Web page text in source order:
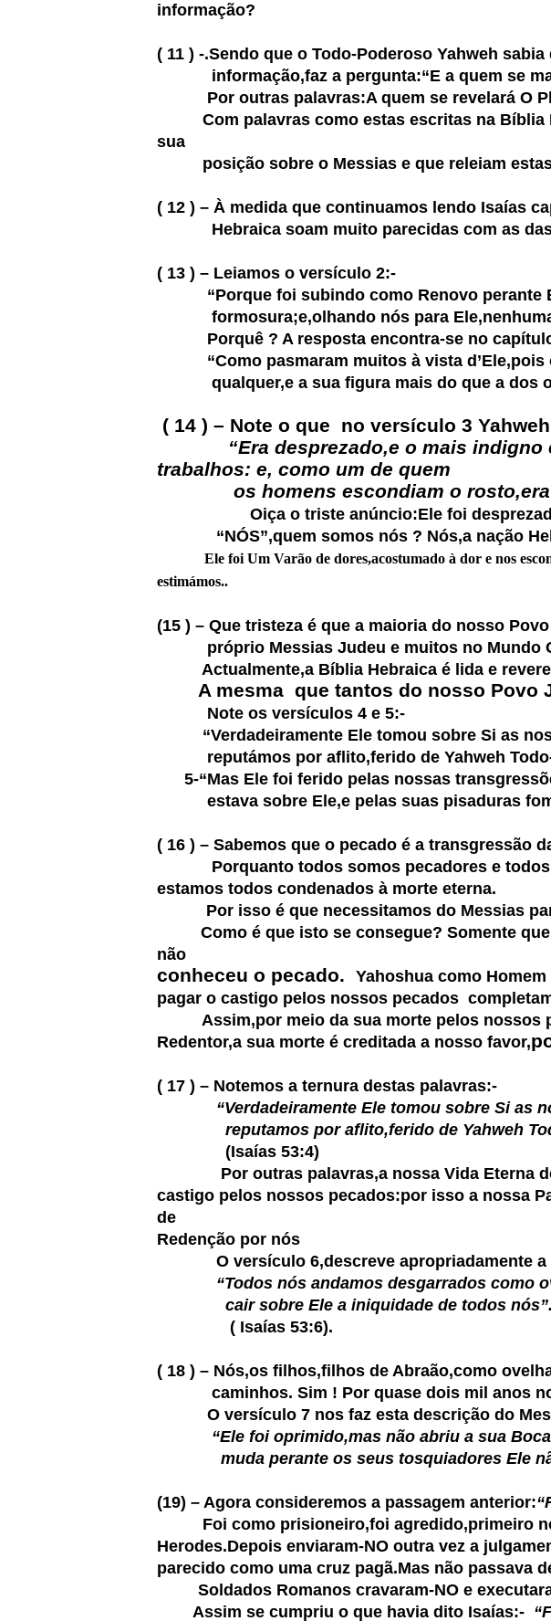
informação?
( 11 ) -.Sendo que o Todo-Poderoso Yahweh
informação,faz a pergunta:“E a quem se
Por outras palavras:A quem se revelará O
Com palavras como estas escritas na Bíblia
sua
posição sobre o Messias e que releiam estas
( 12 ) – À medida que continuamos lendo Isaías
Hebraica soam muito parecidas com as
( 13 ) – Leiamos o versículo 2:-
“Porque foi subindo como Renovo perante
formosura;e,olhando nós para Ele,nenhuma
Porquê ? A resposta encontra-se no
“Como pasmaram muitos à vista
qualquer,e a sua figura mais do que a dos
( 14 ) – Note o que no versículo 3
“Era desprezado,e o mais
trabalhos: e, como um de quem
os homens escondiam o rosto,era
Oiça o triste anúncio:Ele foi
“NÓS”,quem somos nós ? Nós,a nação
Ele foi Um Varão de dores,acostumado à dor e nos
estimámos..
(15 ) – Que tristeza é que a maioria do nosso
próprio Messias Judeu e muitos no Mundo
Actualmente,a Bíblia Hebraica é lida e
A mesma que tantos do nosso Povo
Note os versículos 4 e 5:-
“Verdadeiramente Ele tomou sobre Si as
reputámos por aflito,ferido de Yahweh Todo-
5-“Mas Ele foi ferido pelas nossas
estava sobre Ele,e pelas suas pisaduras
( 16 ) – Sabemos que o pecado é a transgressão
Porquanto todos somos pecadores e todos
estamos todos condenados à morte eterna.
Por isso é que necessitamos do Messias
Como é que isto se consegue? Somente
não
conheceu o pecado. Yahoshua como
pagar o castigo pelos nossos pecados
Assim,por meio da sua morte pelos nossos
Redentor,a sua morte é creditada a nosso favor,
( 17 ) – Notemos a ternura destas palavras:-
“Verdadeiramente Ele tomou sobre Si as
reputamos por aflito,ferido de Yahweh
(Isaías 53:4)
Por outras palavras,a nossa Vida Eterna
castigo pelos nossos pecados:por isso a nossa
de
Redenção por nós
O versículo 6,descreve apropriadamente a
“Todos nós andamos desgarrados como
cair sobre Ele a iniquidade de todos nós”.
( Isaías 53:6).
( 18 ) – Nós,os filhos,filhos de Abraão,como
caminhos. Sim ! Por quase dois mil anos nos
O versículo 7 nos faz esta descrição do
“Ele foi oprimido,mas não abriu a sua
muda perante os seus tosquiadores Ele
(19) – Agora consideremos a passagem anterior:
Foi como prisioneiro,foi agredido,primeiro no
Herodes.Depois enviaram-NO outra vez a
parecido como uma cruz pagã.Mas não passava
Soldados Romanos cravaram-NO e
Assim se cumpriu o que havia dito Isaías:-